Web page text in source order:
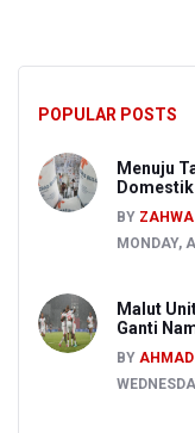
POPULAR POSTS
Menuju
Domestik
BY
MONDAY,
Malut
Ganti
BY AHMAD